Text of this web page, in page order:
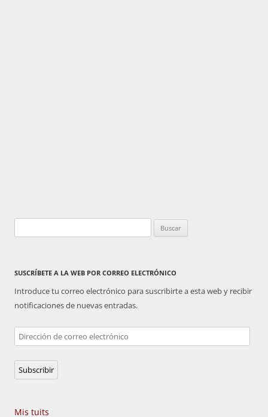
SUSCRÍBETE A LA WEB POR CORREO ELECTRÓNICO
Introduce tu correo electrónico para suscribirte a esta web y recibir
notificaciones de nuevas entradas.
Dirección
de
correo
electrónico
Subscribir
Mis tuits